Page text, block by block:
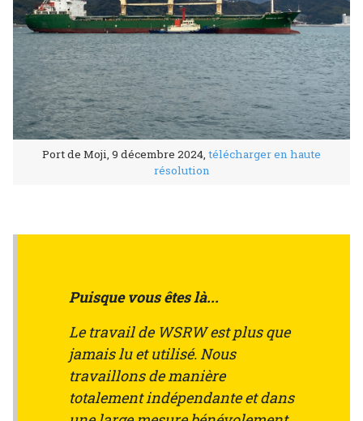
Port de Moji, 9 décembre 2024, télécharger en haute
résolution
Puisque vous êtes là...
Le travail de WSRW est plus que
jamais lu et utilisé. Nous
travaillons de manière
totalement indépendante et dans